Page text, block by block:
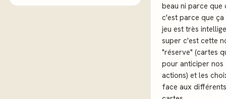
beau ni parce que
c'est parce que ça
jeu est très
super c'est cette
"réserve" (cartes
pour anticiper
actions) et les
face aux